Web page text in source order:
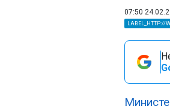
07:50
LABEL_HTTP://